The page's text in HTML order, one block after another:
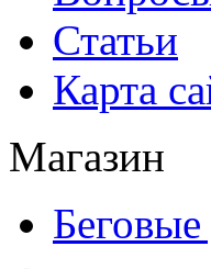
Статьи
Карта
Магазин